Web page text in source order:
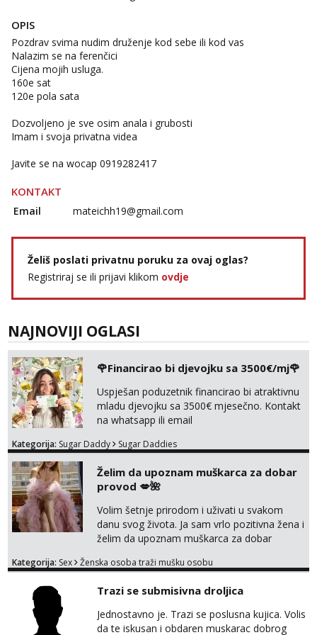
Čekam tvoj poziv!
OPIS
Pozdrav svima nudim druženje kod sebe ili kod vas
Nalazim se na ferenčici
Cijena mojih usluga.
160e sat
120e pola sata
Dozvoljeno je sve osim anala i grubosti
Imam i svoja privatna videa
Javite se na wocap 0919282417
KONTAKT
Email mateichh19@gmail.com
Želiš poslati privatnu poruku za ovaj oglas?
Registriraj se ili prijavi klikom ovdje
NAJNOVIJI OGLASI
🌹Financirao bi djevojku sa 3500€/mj🌹
Uspješan poduzetnik financirao bi atraktivnu
mladu djevojku sa 3500€ mjesečno. Kontakt
na whatsapp ili email
Kategorija: Sugar Daddy Sugar Daddies
Želim da upoznam muškarca za dobar
provod 💋🌺
Volim šetnje prirodom i uživati u svakom
danu svog života. Ja sam vrlo pozitivna žena i
želim da upoznam muškarca za dobar
na link ispod i nadji me tamo, cekam te!
Kategorija: Sex Ženska osoba traži mušku osobu
Trazi se submisivna droljica
Jednostavno je. Trazi se poslusna kujica. Volis
da te iskusan i obdaren muskarac dobrog